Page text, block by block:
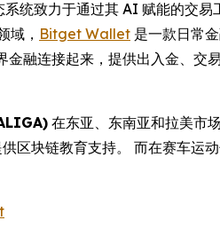
统致力于通过其 AI 赋能的交
域， Bitget Wallet 是一款日常
融连接起来，提供出入金、交
在东亚、东南亚和拉美市
供区块链教育支持。 而在赛车